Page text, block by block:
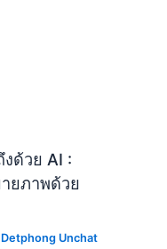
ด้วย AI :
ยภาพด้วย
Detphong Unchat